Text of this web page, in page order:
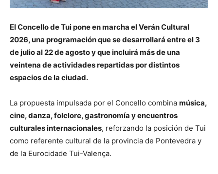
El Concello de Tui pone en marcha el Verán Cultural
2026, una programación que se desarrollará entre el 3
de julio al 22 de agosto y que incluirá más de una
veintena de actividades repartidas por distintos
espacios de la ciudad.
La propuesta impulsada por el Concello combina música,
cine, danza, folclore, gastronomía y encuentros
culturales internacionales, reforzando la posición de Tui
como referente cultural de la provincia de Pontevedra y
de la Eurocidade Tui-Valença.